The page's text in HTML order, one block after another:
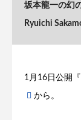
坂本龍一の幻
Ryuichi
1月16日公開
から。